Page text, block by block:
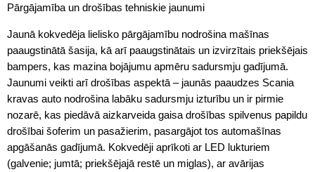
Pārgājamība un drošības tehniskie jaunumi
Jaunā kokvedēja lielisko pārgājamību nodrošina mašīnas
paaugstinātā šasija, kā arī paaugstinātais un izvirzītais priekšējais
bampers, kas mazina bojājumu apmēru sadursmju gadījumā.
Jaunumi veikti arī drošības aspektā – jaunās paaudzes Scania
kravas auto nodrošina labāku sadursmju izturību un ir pirmie
nozarē, kas piedāvā aizkarveida gaisa drošības spilvenus papildu
drošībai šoferim un pasažierim, pasargājot tos automašīnas
apgāšanās gadījumā. Kokvedēji aprīkoti ar LED lukturiem
(galvenie; jumtā; priekšējajā restē un miglas), ar avārijas